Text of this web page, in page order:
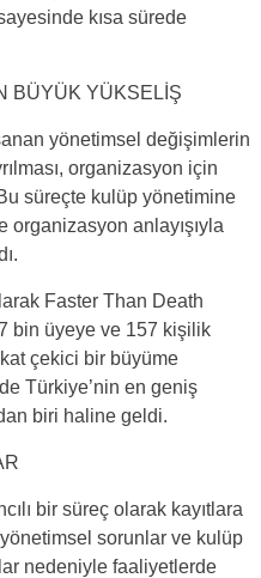
kısa sürede
BÜYÜK YÜKSELİŞ
yönetimsel değişimlerin
organizasyon için
süreçte kulüp yönetimine
anlayışıyla
Faster Than Death
bin üyeye ve 157 kişilik
çekici bir büyüme
Türkiye’nin en geniş
biri haline geldi.
bir süreç olarak kayıtlara
sorunlar ve kulüp
nedeniyle faaliyetlerde